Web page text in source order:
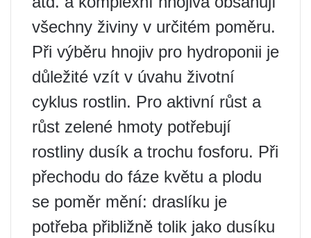
všechny živiny v určitém poměru.
Při výběru hnojiv pro hydroponii je
důležité vzít v úvahu životní
cyklus rostlin. Pro aktivní růst a
růst zelené hmoty potřebují
rostliny dusík a trochu fosforu. Při
přechodu do fáze květu a plodu
se poměr mění: draslíku je
potřeba přibližně tolik jako dusíku